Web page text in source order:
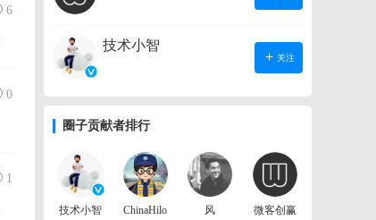
技术小智
关注
圈子贡献者排行
技术小智 ChinaHilo 风 微客创赢
6
0
1